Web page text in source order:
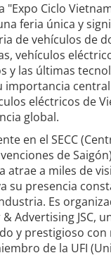
"Expo Ciclo
feria única y
de vehículos de
vehículos
y las últimas
importancia
eléctricos de
global.
en el SECC
de
atrae a miles de
su presencia
Es
Advertising JSC,
y prestigioso con
de la UFI